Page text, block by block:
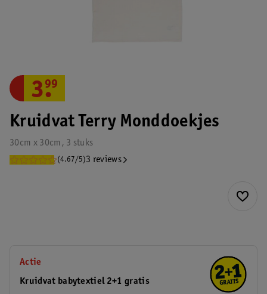
Kruidvat Terry Monddoekjes
30cm x 30cm, 3 stuks
(4.67/5)3 reviews
3.
99
Actie
Kruidvat babytextiel 2+1 gratis